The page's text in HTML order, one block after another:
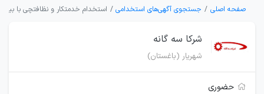
صفحه اصلی جستجوی آگهی‌های استخدامی استخدام خدمتکار و نظافتچی با
شرکا سه گانه
شهریار (باغستان)
حضوری